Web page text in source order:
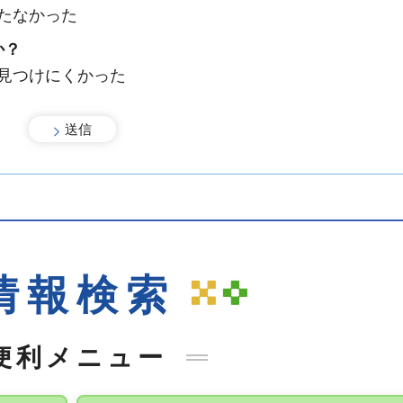
なかった
つけにくかった
報検索
利メニュー